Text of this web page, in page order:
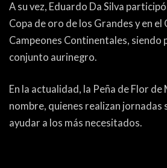
A su vez, Eduardo Da Silva
Copa de oro de los Grandes y en
Campeones Continentales, siendo
conjunto aurinegro.
En la actualidad, la Peña de Flor de
nombre, quienes realizan jornadas
ayudar a los más necesitados.